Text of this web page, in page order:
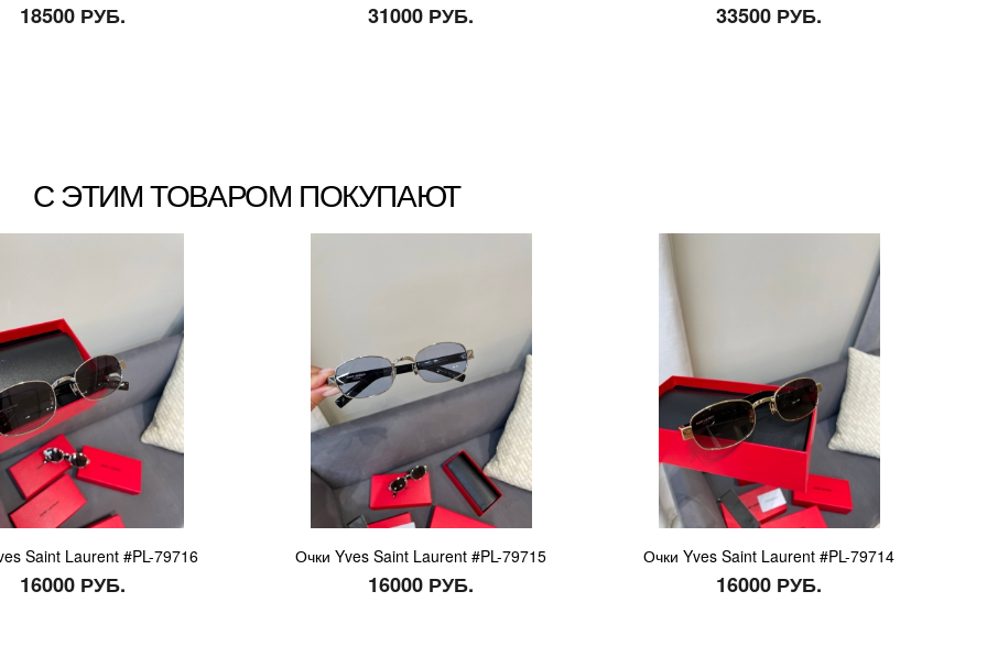
18500 РУБ. 31000 РУБ. 33500 РУБ.
С ЭТИМ ТОВАРОМ ПОКУПАЮТ
Saint Laurent #PL-79716
16000 РУБ.
Очки Yves Saint Laurent #PL-79715
16000 РУБ.
Очки Yves Saint Laurent #PL-79714
16000 РУБ.